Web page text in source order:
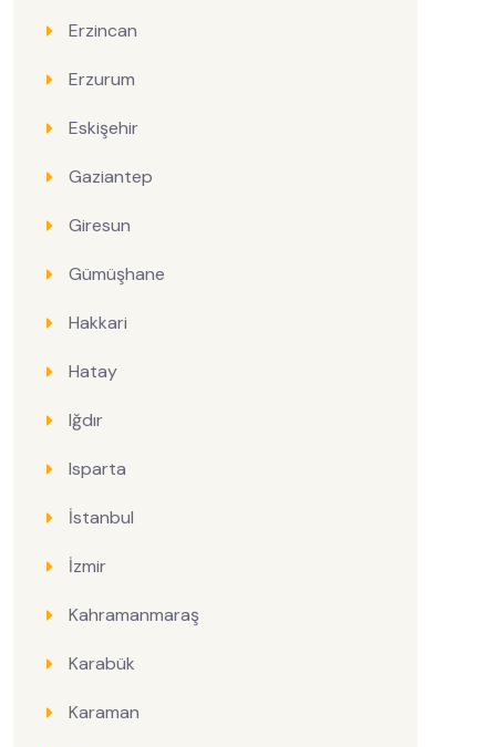
Erzincan
Erzurum
Eskişehir
Gaziantep
Giresun
Gümüşhane
Hakkari
Hatay
Iğdır
Isparta
İstanbul
İzmir
Kahramanmaraş
Karabük
Karaman